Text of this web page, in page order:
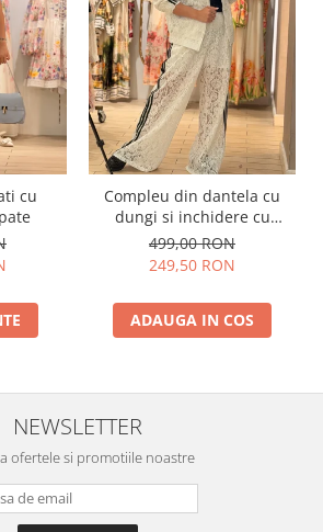
cu
Compleu din dantela cu
dungi si inchidere cu
fermoar
499,00 RON
249,50 RON
ADAUGA IN COS
NEWSLETTER
ofertele si promotiile noastre